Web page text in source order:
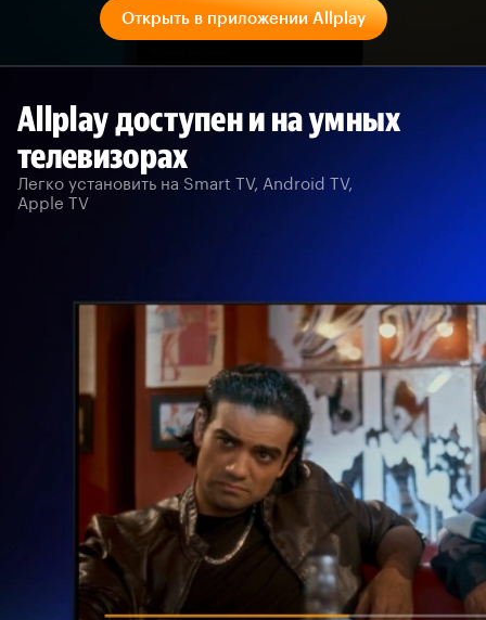
Открыть в приложении Allplay
Allplay доступен и на умных
телевизорах
Легко установить на Smart TV, Android TV,
Apple TV